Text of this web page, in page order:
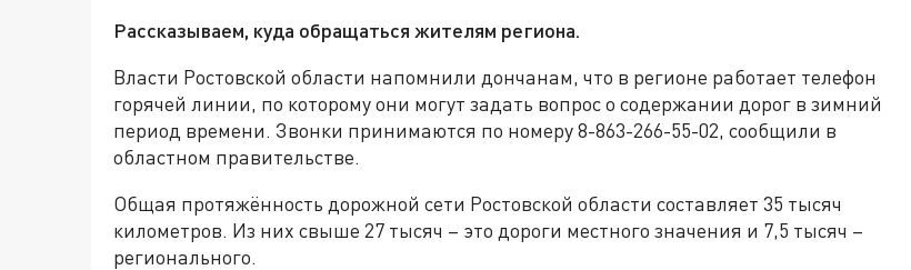
Рассказываем, куда обращаться жителям региона.
Власти Ростовской области напомнили дончанам, что в регионе работает телефон
горячей линии, по которому они могут задать вопрос о содержании дорог в зимний
период времени. Звонки принимаются по номеру 8-863-266-55-02, сообщили в
областном правительстве.
Общая протяжённость дорожной сети Ростовской области составляет 35 тысяч
километров. Из них свыше 27 тысяч – это дороги местного значения и 7,5 тысяч –
регионального.